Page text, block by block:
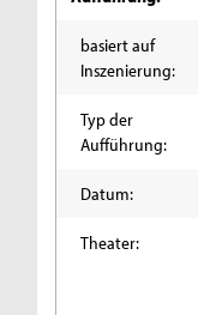
basiert auf
Inszenierung:
Typ der
Aufführung:
Datum:
Theater: